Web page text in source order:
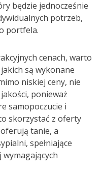
będzie jednocześnie
potrzeb,
portfela.
cenach, warto
są wykonane
niskiej ceny, nie
ponieważ
samopoczucie i
skorzystać z oferty
tanie, a
spełniające